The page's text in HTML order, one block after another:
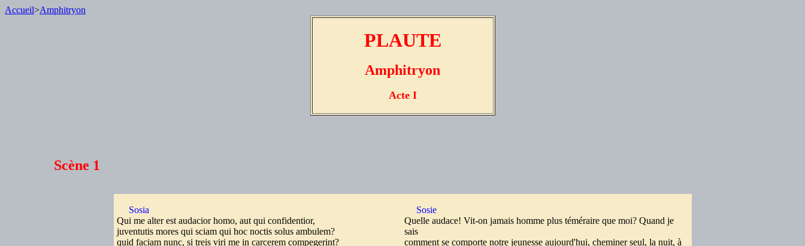
Accueil>Amphitryon
PLAUTE
Amphitryon
Acte I
Scène 1
Sosia
Qui me alter est audacior homo, aut qui confidentior,
juventutis mores qui sciam qui hoc noctis solus ambulem?
quid faciam nunc, si treis viri me in carcerem compegerint?
Sosie
Quelle audace! Vit-on jamais homme plus téméraire que moi? Quand je
sais
comment se comporte notre jeunesse aujourd'hui, cheminer seul, la nuit, à